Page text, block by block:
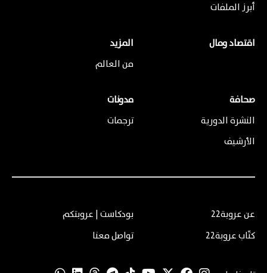
أبرز الملفات
اقتصاد ومال
المزيد
من العالم
صحافة
النشرة الدورية
الأرشيف
مدونات
ترجمات
عن عروبة22
كتّاب عروبة22
بودكاست | عروبتكم
تواصل معنا